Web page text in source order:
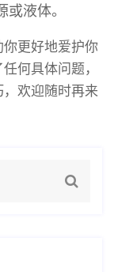
液体。
更好地爱护你
何具体问题，
欢迎随时再来